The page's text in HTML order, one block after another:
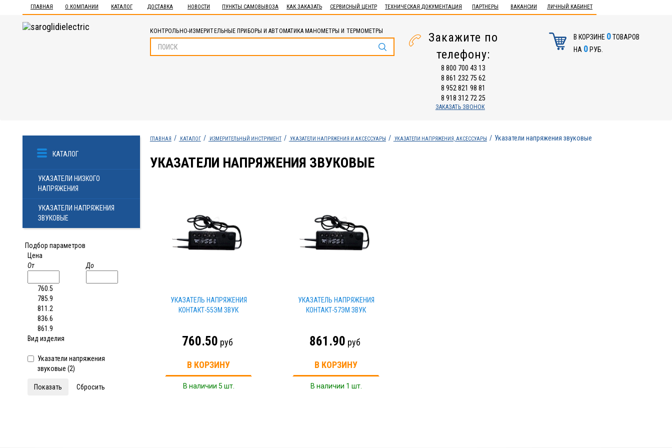
ГЛАВНАЯ О КОМПАНИИ КАТАЛОГ ДОСТАВКА НОВОСТИ ПУНКТЫ САМОВЫВОЗА КАК ЗАКАЗАТЬ СЕРВИСНЫЙ ЦЕНТР ТЕХНИЧЕСКАЯ ДОКУМЕНТАЦИЯ ПАРТНЕРЫ ВАКАНСИИ ЛИЧНЫЙ КАБИНЕТ
КОНТРОЛЬНО-ИЗМЕРИТЕЛЬНЫЕ ПРИБОРЫ И АВТОМАТИКА МАНОМЕТРЫ И ТЕРМОМЕТРЫ
Закажите по
телефону:
8 800 700 43 13
8 861 232 75 62
8 952 821 98 81
8 918 312 72 25
ЗАКАЗАТЬ ЗВОНОК
В КОРЗИНЕ 0ТОВАРОВ
НА 0РУБ.
КАТАЛОГ
УКАЗАТЕЛИ НИЗКОГО
НАПРЯЖЕНИЯ
УКАЗАТЕЛИ НАПРЯЖЕНИЯ
ЗВУКОВЫЕ
Подбор параметров
Цена
От
До
760.5
785.9
811.2
836.6
861.9
Вид изделия
Указатели напряжения
звуковые (2)
ГЛАВНАЯ КАТАЛОГ ИЗМЕРИТЕЛЬНЫЙ ИНСТРУМЕНТ УКАЗАТЕЛИ НАПРЯЖЕНИЯ И АКСЕССУАРЫ УКАЗАТЕЛИ НАПРЯЖЕНИЯ, АКСЕССУАРЫ Указатели напряжения звуковые
УКАЗАТЕЛИ НАПРЯЖЕНИЯ ЗВУКОВЫЕ
УКАЗАТЕЛЬ НАПРЯЖЕНИЯ
КОНТАКТ-55ЭМ ЗВУК
760.50 руб
В КОРЗИНУ
В наличии 5 шт.
УКАЗАТЕЛЬ НАПРЯЖЕНИЯ
КОНТАКТ-57ЭМ ЗВУК
861.90 руб
В КОРЗИНУ
В наличии 1 шт.